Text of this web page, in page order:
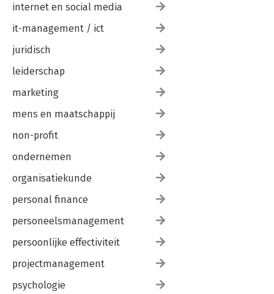
internet en social media
it-management / ict
juridisch
leiderschap
marketing
mens en maatschappij
non-profit
ondernemen
organisatiekunde
personal finance
personeelsmanagement
persoonlijke effectiviteit
projectmanagement
psychologie